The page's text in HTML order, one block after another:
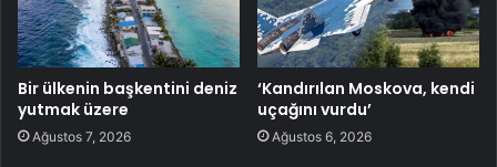
Bir ülkenin başkentini deniz
yutmak üzere
Ağustos 7, 2026
‘Kandırılan Moskova, kendi
uçağını vurdu’
Ağustos 6, 2026